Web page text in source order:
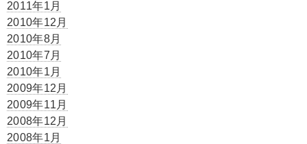
2011年1月
2010年12月
2010年8月
2010年7月
2010年1月
2009年12月
2009年11月
2008年12月
2008年1月